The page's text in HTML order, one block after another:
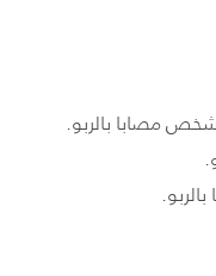
مصابا بالربو.